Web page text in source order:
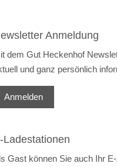
Anmeldung
dem Gut Heckenhof
und ganz persönlich
Anmelden
Ladestationen
Gast können Sie auch Ihr